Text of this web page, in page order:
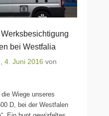
bei Westfalia
4. Juni 2016 von
Wiege unseres
D, bei der Westfalen